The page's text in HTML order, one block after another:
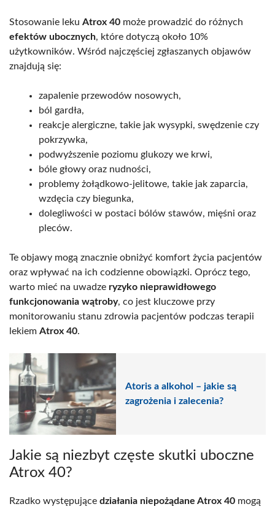
Stosowanie leku Atrox 40 może prowadzić do różnych
efektów ubocznych, które dotyczą około 10%
użytkowników. Wśród najczęściej zgłaszanych objawów
znajdują się:
zapalenie przewodów nosowych,
ból gardła,
reakcje alergiczne, takie jak wysypki, swędzenie czy
pokrzywka,
podwyższenie poziomu glukozy we krwi,
bóle głowy oraz nudności,
problemy żołądkowo-jelitowe, takie jak zaparcia,
wzdęcia czy biegunka,
dolegliwości w postaci bólów stawów, mięśni oraz
pleców.
Te objawy mogą znacznie obniżyć komfort życia pacjentów
oraz wpływać na ich codzienne obowiązki. Oprócz tego,
warto mieć na uwadze ryzyko nieprawidłowego
funkcjonowania wątroby, co jest kluczowe przy
monitorowaniu stanu zdrowia pacjentów podczas terapii
lekiem Atrox 40.
Atoris a alkohol – jakie są
zagrożenia i zalecenia?
Jakie są niezbyt częste skutki uboczne
Atrox 40?
Rzadko występujące działania niepożądane Atrox 40 mogą